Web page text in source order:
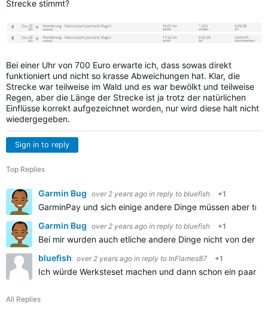
Strecke stimmt?
Bei einer Uhr von 700 Euro erwarte ich, dass sowas direkt
funktioniert und nicht so krasse Abweichungen hat. Klar, die
Strecke war teilweise im Wald und es war bewölkt und teilweise
Regen, aber die Länge der Strecke ist ja trotz der natürlichen
Einflüsse korrekt aufgezeichnet worden, nur wird diese halt nicht
wiedergegeben.
Sign in to reply
Top Replies
Garmin Bug over 2 years ago in reply to bluefish +1
GarminPay und sich einige andere Dinge müssen aber
Garmin Bug over 2 years ago in reply to bluefish +1
Bei mir wurden auch etliche andere Dinge nicht von der
bluefish over 2 years ago in reply to InFlames87 +1
Ich würde Werksteset machen und dann schon ein paar
All Replies